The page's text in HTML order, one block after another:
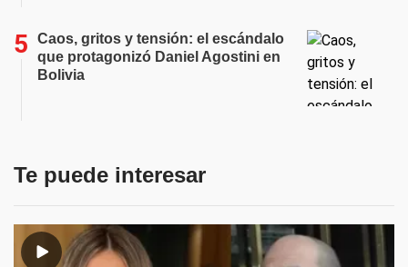
Caos, gritos y tensión: el escándalo
que protagonizó Daniel Agostini en
Bolivia
Te puede interesar